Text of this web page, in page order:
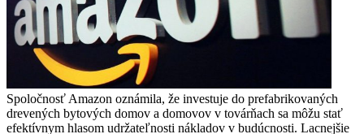
Spoločnosť Amazon oznámila, že investuje do prefabrikovaných
drevených bytových domov a domovov v továrňach sa môžu stať
efektívnym hlasom udržateľnosti nákladov v budúcnosti. Lacnejšie